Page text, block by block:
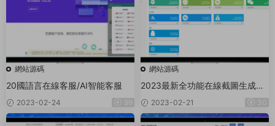
網站源碼
20國語言在線客服/AI智能客服
2023-02-24
網站源碼
2023最新全功能在線截圖生成器
工具網頁版網站源碼+視頻教程
2023-02-21 30